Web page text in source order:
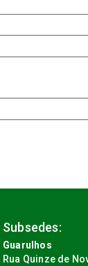
Subsedes:
Guarulhos
Rua Quinze de